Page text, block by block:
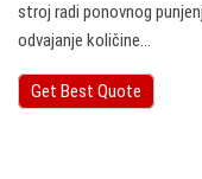
stroj radi ponovnog
odvajanje količine…
Get Best Quote